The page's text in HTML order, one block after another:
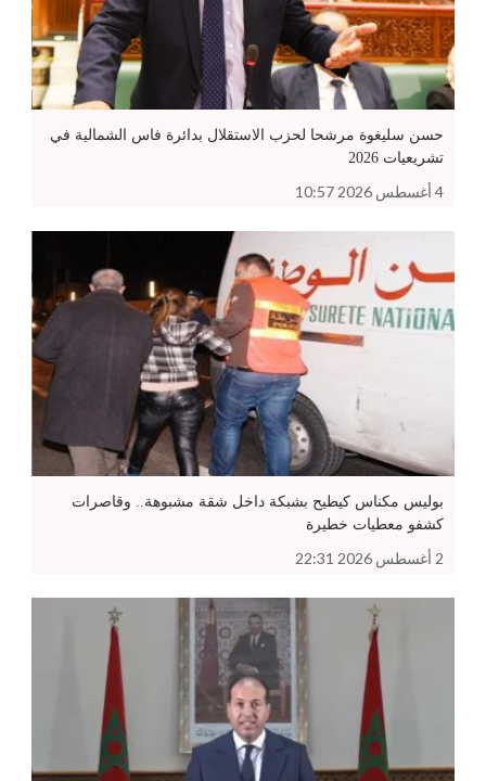
حسن سليغوة مرشحا لحزب الاستقلال بدائرة فاس الشمالية في
تشريعيات 2026
4 أغسطس 2026 10:57
بوليس مكناس كيطيح بشبكة داخل شقة مشبوهة.. وقاصرات
كشفو معطيات خطيرة
2 أغسطس 2026 22:31